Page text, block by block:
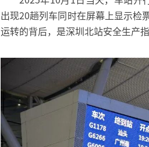
出现20趟列车同时在屏幕上显示检
运转的背后，是深圳北站安全生产